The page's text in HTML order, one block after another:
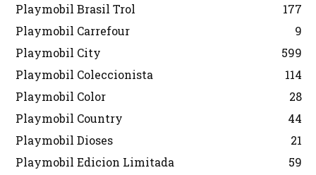
Playmobil Brasil Trol
177
Playmobil Carrefour
9
Playmobil City
599
Playmobil Coleccionista
114
Playmobil Color
28
Playmobil Country
44
Playmobil Dioses
21
Playmobil Edicion Limitada
59